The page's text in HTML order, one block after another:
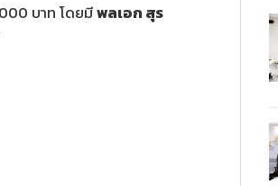
บาท โดยมีพลเอก สุร